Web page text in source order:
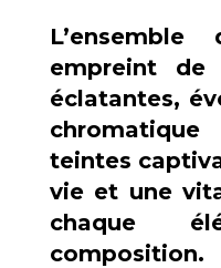
empreint de
éclatantes,
chromatique
teintes
vie et une
chaque